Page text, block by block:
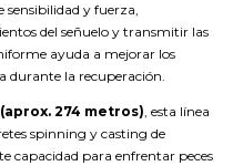
sensibilidad y fuerza,
del señuelo y transmitir las
ayuda a mejorar los
durante la recuperación.
274 metros), esta línea
spinning y casting de
capacidad para enfrentar peces